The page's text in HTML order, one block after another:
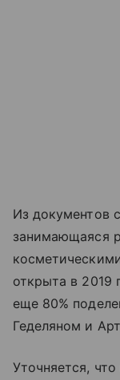
Из документов
занимающаяся
открыта в 2019
еще 80%
Геделяном и
Уточняется,